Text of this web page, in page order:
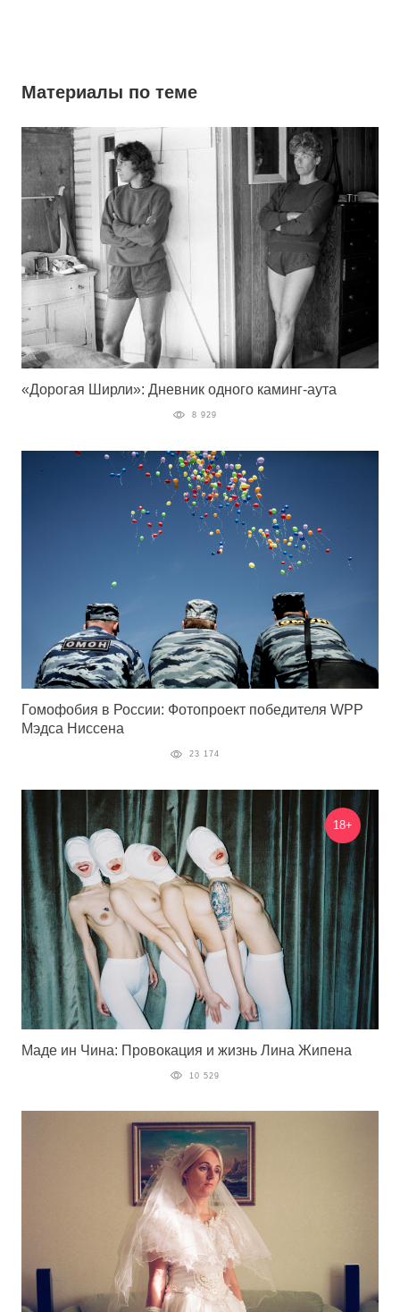
Материалы по теме
«Дорогая Ширли»: Дневник одного каминг-аута
8 929
Гомофобия в России: Фотопроект победителя WPP
Мэдса Ниссена
23 174
18+
Маде ин Чина: Провокация и жизнь Лина Жипена
10 529